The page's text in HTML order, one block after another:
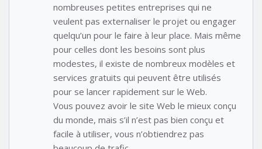
nombreuses petites entreprises qui ne
veulent pas externaliser le projet ou engager
quelqu’un pour le faire à leur place. Mais même
pour celles dont les besoins sont plus
modestes, il existe de nombreux modèles et
services gratuits qui peuvent être utilisés
pour se lancer rapidement sur le Web.
Vous pouvez avoir le site Web le mieux conçu
du monde, mais s’il n’est pas bien conçu et
facile à utiliser, vous n’obtiendrez pas